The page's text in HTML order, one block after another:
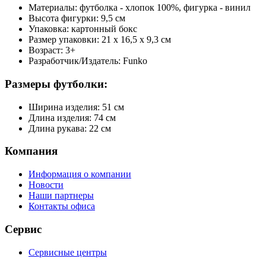
Материалы: футболка - хлопок 100%, фигурка - винил
Высота фигурки: 9,5 см
Упаковка: картонный бокс
Размер упаковки: 21 х 16,5 х 9,3 см
Возраст: 3+
Разработчик/Издатель: Funko
Размеры футболки:
Ширина изделия: 51 см
Длина изделия: 74 см
Длина рукава: 22 см
Компания
Информация о компании
Новости
Наши партнеры
Контакты офиса
Сервис
Сервисные центры